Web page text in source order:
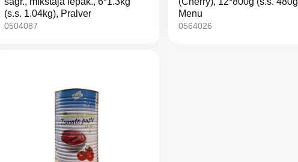
(s.s. 1.04kg), Pralver
0504087
Menu
0564026